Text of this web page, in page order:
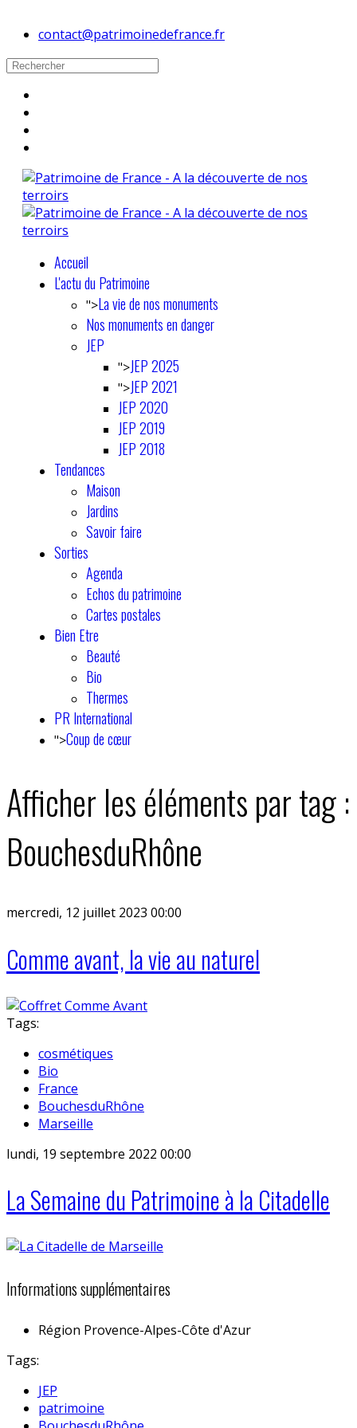
contact@patrimoinedefrance.fr
Accueil
L'actu du Patrimoine
">La vie de nos monuments
Nos monuments en danger
JEP
">JEP 2025
">JEP 2021
JEP 2020
JEP 2019
JEP 2018
Tendances
Maison
Jardins
Savoir faire
Sorties
Agenda
Echos du patrimoine
Cartes postales
Bien Etre
Beauté
Bio
Thermes
PR International
">Coup de cœur
Afficher les éléments par tag :
BouchesduRhône
mercredi, 12 juillet 2023 00:00
Comme avant, la vie au naturel
Tags:
cosmétiques
Bio
France
BouchesduRhône
Marseille
lundi, 19 septembre 2022 00:00
La Semaine du Patrimoine à la Citadelle
Informations supplémentaires
Région Provence-Alpes-Côte d'Azur
Tags:
JEP
patrimoine